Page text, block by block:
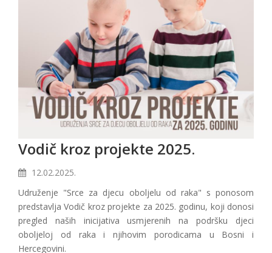
Vodič kroz projekte 2025.
12.02.2025.
Udruženje "Srce za djecu oboljelu od raka" s ponosom
predstavlja Vodič kroz projekte za 2025. godinu, koji donosi
pregled naših inicijativa usmjerenih na podršku djeci
oboljeloj od raka i njihovim porodicama u Bosni i
Hercegovini.